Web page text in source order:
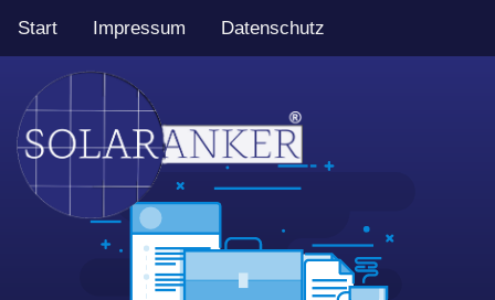
Start Impressum Datenschutz